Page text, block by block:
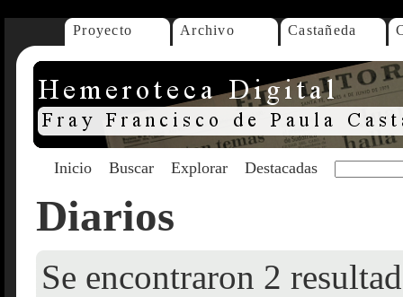
Proyecto Archivo Castañeda
Inicio Buscar Explorar Destacadas
Diarios
Se encontraron 2